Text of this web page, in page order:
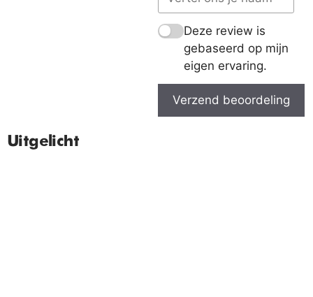
Deze review is
gebaseerd op mijn
eigen ervaring.
Verzend beoordeling
Uitgelicht